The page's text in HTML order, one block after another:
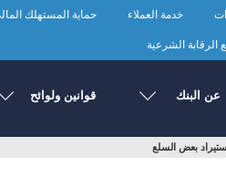
خدمة العملاء حماية المستهلك
الرقابة الشرعية
عن البنك قوانين ولوائح
بعض السلع